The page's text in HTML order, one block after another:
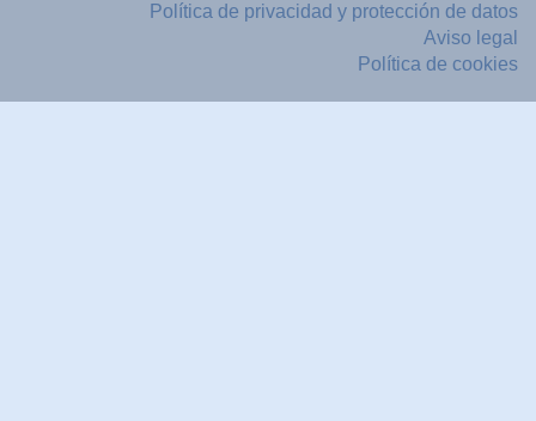
Política de privacidad y protección de datos
Aviso legal
Política de cookies